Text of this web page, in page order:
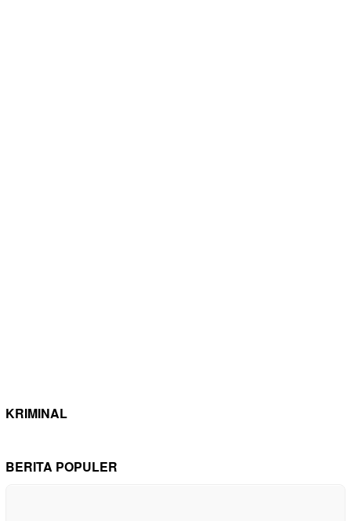
KRIMINAL
BERITA POPULER